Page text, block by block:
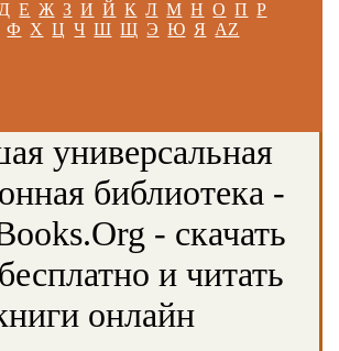
Д Е Ж З И Й К Л М Н О П Р
Ф Х Ц Ч Ш Щ Э Ю Я AZ
универсальная
библиотека -
- скачать
и читать
онлайн